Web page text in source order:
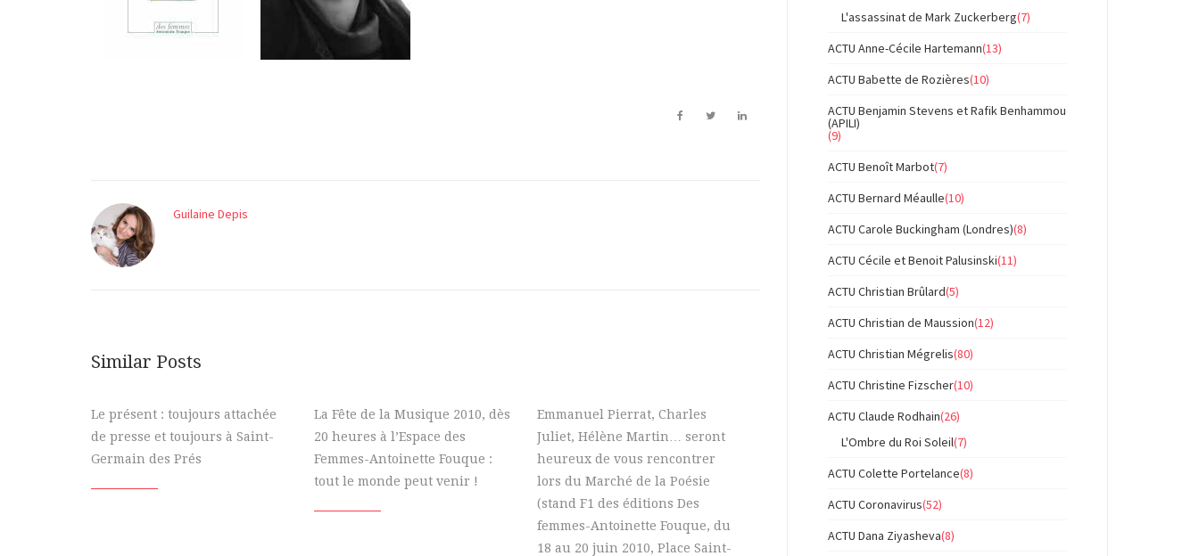
Guilaine Depis
Similar Posts
Le présent : toujours attachée
de presse et toujours à Saint-
Germain des Prés
La Fête de la Musique 2010, dès
20 heures à l’Espace des
Femmes-Antoinette Fouque :
tout le monde peut venir !
Emmanuel Pierrat, Charles
Juliet, Hélène Martin… seront
heureux de vous rencontrer
lors du Marché de la Poésie
(stand F1 des éditions Des
femmes-Antoinette Fouque, du
18 au 20 juin 2010, Place Saint-
L'assassinat de Mark Zuckerberg(7)
ACTU Anne-Cécile Hartemann(13)
ACTU Babette de Rozières(10)
ACTU Benjamin Stevens et Rafik Benhammou
(APILI)
(9)
ACTU Benoît Marbot(7)
ACTU Bernard Méaulle(10)
ACTU Carole Buckingham (Londres)(8)
ACTU Cécile et Benoit Palusinski(11)
ACTU Christian Brûlard(5)
ACTU Christian de Maussion(12)
ACTU Christian Mégrelis(80)
ACTU Christine Fizscher(10)
ACTU Claude Rodhain(26)
L'Ombre du Roi Soleil(7)
ACTU Colette Portelance(8)
ACTU Coronavirus(52)
ACTU Dana Ziyasheva(8)